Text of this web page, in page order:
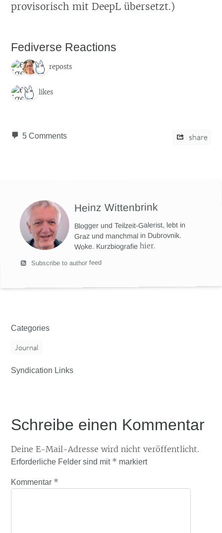
provisorisch mit DeepL übersetzt.)
Fediverse Reactions
3 reposts
2 likes
5 Comments share
Heinz Wittenbrink
Blogger und Teilzeit-Galerist, lebt in
Graz und manchmal in Dubrovnik.
Woke. Kurzbiografiehier.
Subscribe to author feed
Categories
Journal
Syndication Links
Schreibe einen Kommentar
Deine E-Mail-Adresse wird nicht veröffentlicht.
Erforderliche Felder sind mit * markiert
Kommentar *